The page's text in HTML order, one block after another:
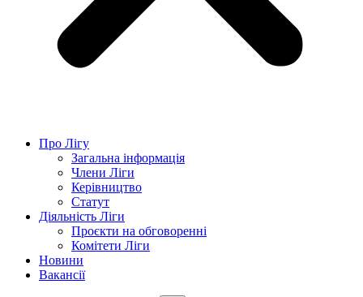
Про Лігу
Загальна інформація
Члени Ліги
Керівництво
Статут
Діяльність Ліги
Проєкти на обговоренні
Комітети Ліги
Новини
Вакансії